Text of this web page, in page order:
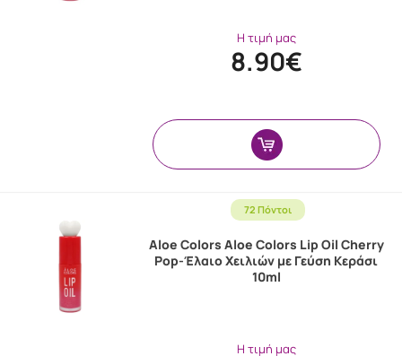
Η τιμή μας
8.90€
72 Πόντοι
Aloe Colors Aloe Colors Lip Oil Cherry
Pop-Έλαιο Χειλιών με Γεύση Κεράσι
10ml
Η τιμή μας